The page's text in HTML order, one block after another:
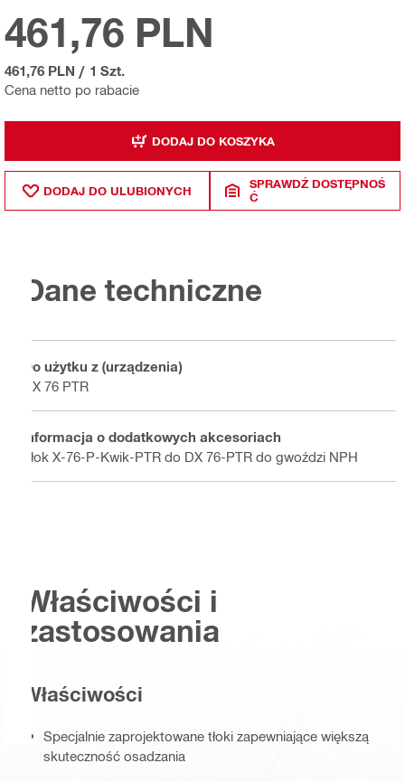
Cena netto po rabacie
461,76 PLN
461,76 PLN / 1 Szt.
DODAJ DO KOSZYKA
DODAJ DO ULUBIONYCH
SPRAWDŹ DOSTĘPNOŚ
Ć
Dane techniczne
Do użytku z (urządzenia)
DX 76 PTR
Informacja o dodatkowych akcesoriach
Tłok X-76-P-Kwik-PTR do DX 76-PTR do gwoździ NPH
Właściwości i
zastosowania
Właściwości
Specjalnie zaprojektowane tłoki zapewniające większą
skuteczność osadzania